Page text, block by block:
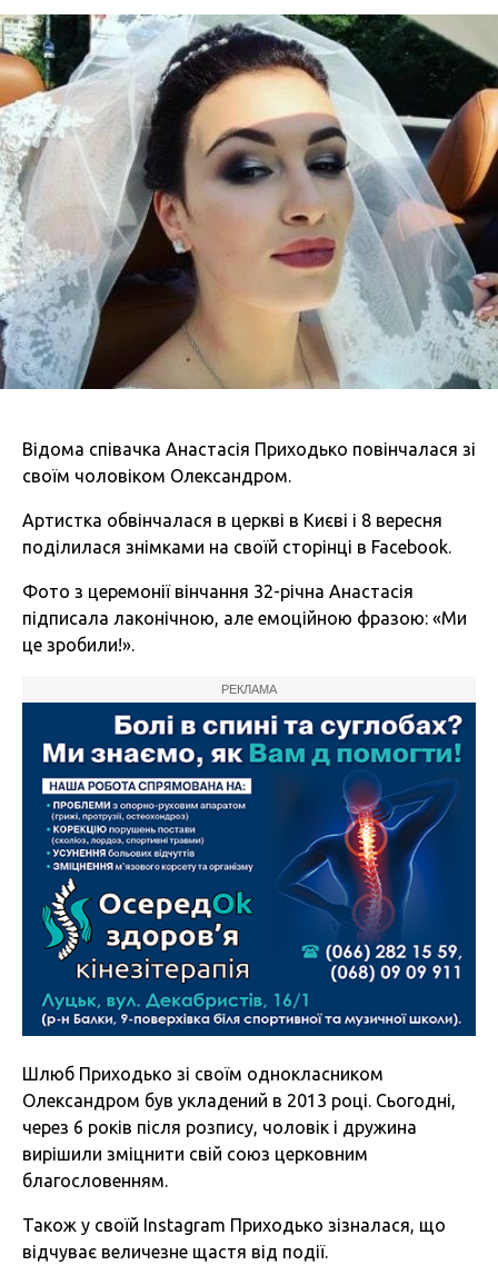
Відома співачка Анастасія Приходько повінчалася зі
своїм чоловіком Олександром.
Артистка обвінчалася в церкві в Києві і 8 вересня
поділилася знімками на своїй сторінці в Facebook.
Фото з церемонії вінчання 32-річна Анастасія
підписала лаконічною, але емоційною фразою: «Ми
це зробили!».
РЕКЛАМА
Шлюб Приходько зі своїм однокласником
Олександром був укладений в 2013 році. Сьогодні,
через 6 років після розпису, чоловік і дружина
вирішили зміцнити свій союз церковним
благословенням.
Також у своїй Instagram Приходько зізналася, що
відчуває величезне щастя від події.